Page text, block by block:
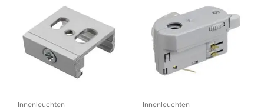
Innenleuchten Innenleuchten